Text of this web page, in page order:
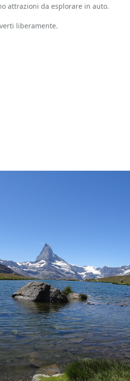
attrazioni da esplorare in auto.
liberamente.